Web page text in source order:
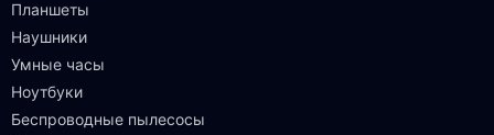
Планшеты
Наушники
Умные часы
Ноутбуки
Беспроводные пылесосы